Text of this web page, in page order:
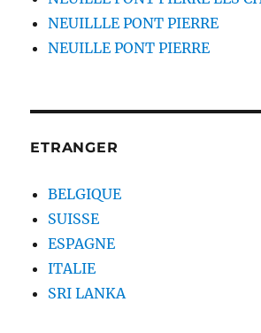
NEUILLLE PONT PIERRE
NEUILLE PONT PIERRE
ETRANGER
BELGIQUE
SUISSE
ESPAGNE
ITALIE
SRI LANKA